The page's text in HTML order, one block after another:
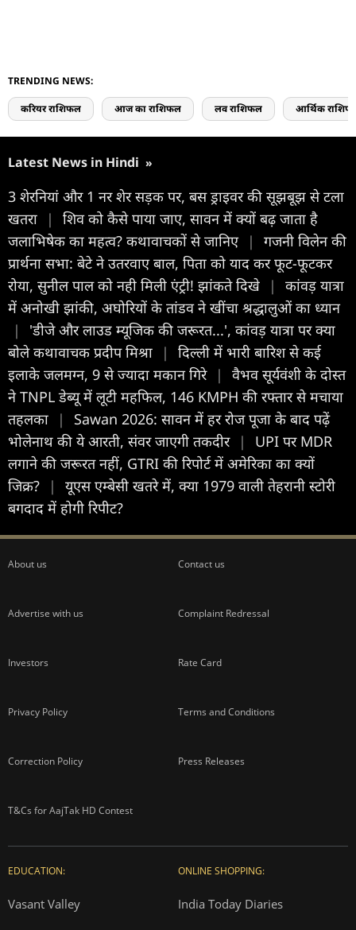
TRENDING NEWS:
करियर राशिफल आज का राशिफल लव राशिफल आर्थिक
Latest News in Hindi »
3 शेरनियां और 1 नर शेर सड़क पर, बस ड्राइवर की सूझबूझ से टला
खतरा
|
शिव को कैसे पाया जाए, सावन में क्यों बढ़ जाता है
जलाभिषेक का महत्व? कथावाचकों से जानिए |
गजनी विलेन की
प्रार्थना सभा: बेटे ने उतरवाए बाल, पिता को याद कर फूट-फूटकर
रोया, सुनील पाल को नही मिली एंट्री! झांकते दिखे
|
कांवड़ यात्रा
में अनोखी झांकी, अघोरियों के तांडव ने खींचा श्रद्धालुओं का ध्यान
|
'डीजे और लाउड म्यूजिक की जरूरत...', कांवड़ यात्रा पर क्या
बोले कथावाचक प्रदीप मिश्रा
|
दिल्ली में भारी बारिश से कई
इलाके जलमग्न, 9 से ज्यादा मकान गिरे |
वैभव सूर्यवंशी के दोस्त
ने TNPL डेब्यू में लूटी महफिल, 146 KMPH की रफ्तार से मचाया
तहलका
|
Sawan 2026: सावन में हर रोज पूजा के बाद पढ़ें
भोलेनाथ की ये आरती, संवर जाएगी तकदीर |
UPI पर MDR
लगाने की जरूरत नहीं, GTRI की रिपोर्ट में अमेरिका का क्यों
जिक्र?
|
यूएस एम्बेसी खतरे में, क्या 1979 वाली तेहरानी स्टोरी
बगदाद में होगी रिपीट?
About us Contact us
Advertise with us Complaint Redressal
Investors Rate Card
Privacy Policy Terms and Conditions
Correction Policy Press Releases
T&Cs for AajTak HD Contest
EDUCATION:
Vasant Valley
ONLINE SHOPPING:
India Today Diaries